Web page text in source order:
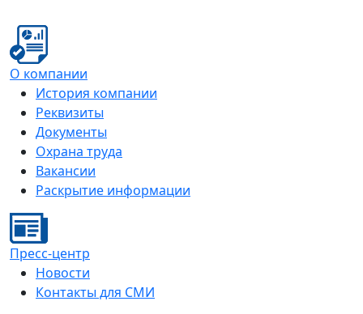
О компании
История компании
Реквизиты
Документы
Охрана труда
Вакансии
Раскрытие информации
Пресс-центр
Новости
Контакты для СМИ